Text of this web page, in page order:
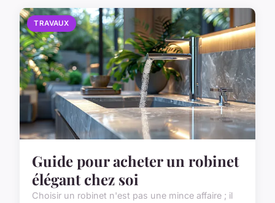
TRAVAUX
Guide pour acheter un robinet
élégant chez soi
Choisir un robinet n'est pas une mince affaire ; il